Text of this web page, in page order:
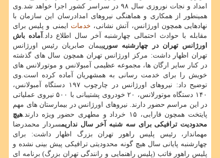
امداد و نجات نوروزی سال ۹۸ در سراسر كشور اجرا خواهد شد.وی
همینطور از همكاری و هماهنگی نیروهای امدادرسان این سازمان با
نهادهایی همچون اورژانس، آتش نشانی، خدمات ایمنی و پلیس برای
مقابله با حوادث احتمالی چهارشنبه آخر سال اطلاع داد. آماده باش
اورژانس تهران در چهارشنبه سوریپیمان صابریان رئیس اورژانس
تهران اظهار داشت: مركز اورژانس تهران همچون سال های گذشته
در كنار سایر ارگان ها، مجموعه عظیمی آمبولانس و موتورلانس های
خویش را برای خدمت رسانی به همشهریان آماده كرده است.وی
توضیح داد: نیروهای اورژانس در چارچوب ۱۹۷ دستگاه آمبولانس،
۱۴۰ دستگاه موتورلانس، ۲۰ خودروی پشتیبانی با ۵۰۰ نیروی عملیاتی
در این مراسم حضور دارند. نیروهای اورژانس در بیمارستان های مهم
پایتخت همچون فارابی، ۱۵ خرداد و مطهری حضور ویژه دارند.
هیچ
محدودیت ترافیكی برای سه شنبه آخر سال نداریمسردار محمدرضا
مهماندار، رئیس پلیس راهور تهران بزرگ اظهار داشت: برای
چهارشنبه پایانی سال هیچ گونه محدودیتی ترافیكی پیش بینی نشده و
پلیس راهور فاتب (پلیس راهنمایی و رانندگی تهران بزرگ) برنامه ای